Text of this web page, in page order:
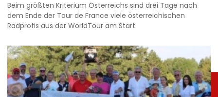
Beim größten Kriterium Österreichs sind drei Tage nach
dem Ende der Tour de France viele österreichischen
Radprofis aus der WorldTour am Start.